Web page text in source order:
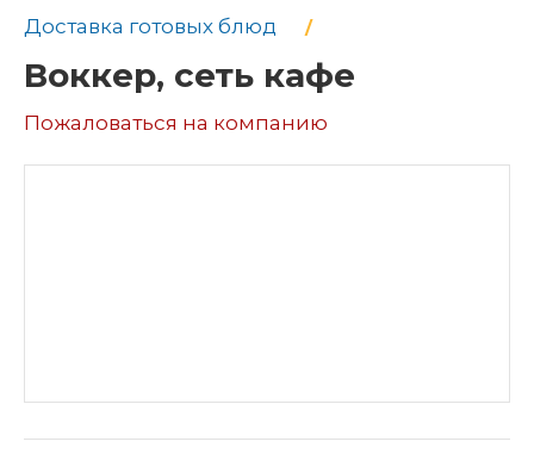
Доставка готовых блюд
Воккер, сеть кафе
Пожаловаться на компанию